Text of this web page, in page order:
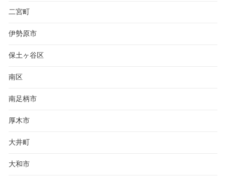
二宮町
伊勢原市
保土ヶ谷区
南区
南足柄市
厚木市
大井町
大和市